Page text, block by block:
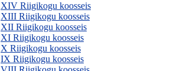
XIV Riigikogu koosseis
XIII Riigikogu koosseis
XII Riigikogu koosseis
XI Riigikogu koosseis
X Riigikogu koosseis
IX Riigikogu koosseis